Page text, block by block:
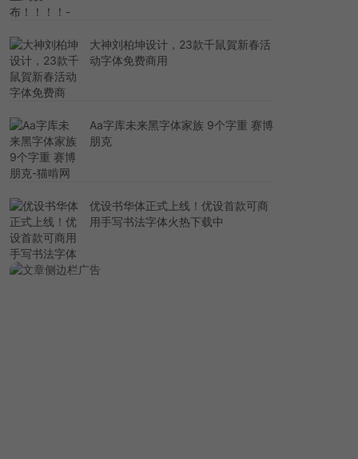
大神刘柏坤设计，23款千鼠賀新春活
动字体免费商用
Aa字库未来黑字体家族 9个字重 赛博
朋克
优设书华体正式上线！优设首款可商
用手写书法字体火热下载中